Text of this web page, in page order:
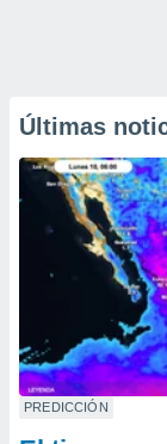
Últimas
PREDICCIÓN